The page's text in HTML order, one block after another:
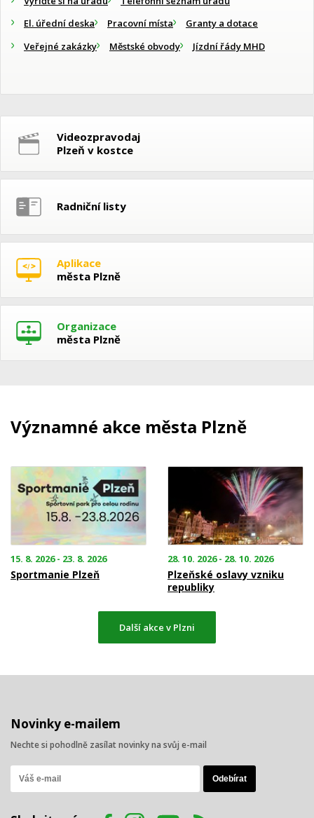
El. úřední deska
Pracovní místa
Granty a dotace
Veřejné zakázky
Městské obvody Jízdní řády MHD
Videozpravodaj
Plzeň v kostce
Radniční listy
Aplikace
města Plzně
Organizace
města Plzně
Významné akce města Plzně
15. 8. 2026 - 23. 8. 2026
Sportmanie Plzeň
28. 10. 2026 - 28. 10. 2026
Plzeňské oslavy vzniku
republiky
Další akce v Plzni
Novinky e-mailem
Nechte si pohodlně zasílat novinky na svůj e-mail